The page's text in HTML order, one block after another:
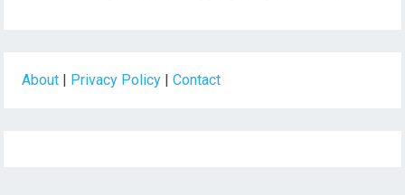
About | Privacy Policy |Contact